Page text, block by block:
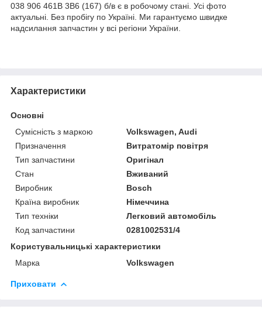
038 906 461B 3B6 (167) б/в є в робочому стані. Усі фото
актуальні. Без пробігу по Україні. Ми гарантуємо швидке
надсилання запчастин у всі регіони України.
Характеристики
Основні
Сумісність з маркою
Volkswagen, Audi
Призначення
Витратомір повітря
Тип запчастини
Оригінал
Стан
Вживаний
Виробник
Bosch
Країна виробник
Німеччина
Тип техніки
Легковий автомобіль
Код запчастини
0281002531/4
Користувальницькі характеристики
Марка
Volkswagen
Приховати